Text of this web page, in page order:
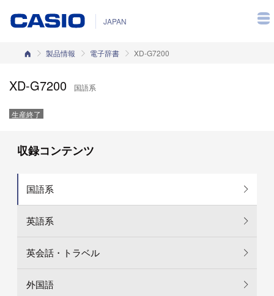
JAPAN
カシオホーム
製品情報 電子辞書 XD-G7200
XD-G7200 国語系
生産終了
収録コンテンツ
国語系
英語系
英会話・トラベル
外国語